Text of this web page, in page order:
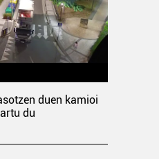
duen kamioi
du